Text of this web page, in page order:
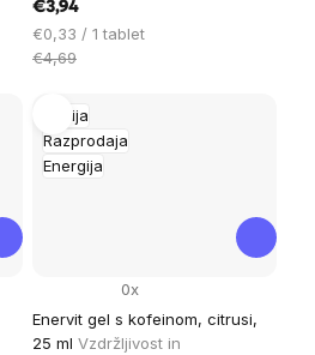
€3,94
Cena
na
€0,33 / 1 tablet
€4,69
Akcija
Razprodaja
Energija
Enervit gel s kofeinom, citrusi,
25 ml Vzdržljivost in
0x